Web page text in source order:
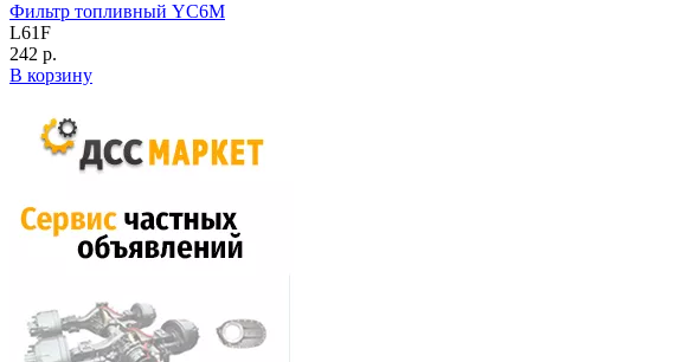
Фильтр топливный YC6M
L61F
242 р.
В корзину